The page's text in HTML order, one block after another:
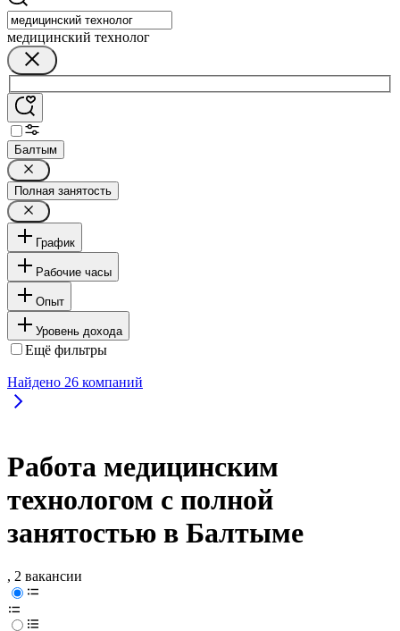
медицинский технолог
Балтым
Полная занятость
График
Рабочие часы
Опыт
Уровень дохода
Ещё фильтры
Найдено 26 компаний
Работа медицинским
технологом с полной
занятостью в Балтыме
, 2 вакансии